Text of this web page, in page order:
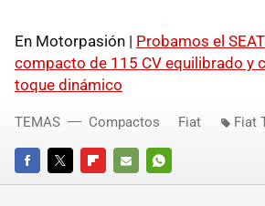
En Motorpasión | Probamos el
compacto de 115 CV equilibrado y
toque dinámico
FACEBOOKTWITTERFLIPBOARD
E-
WHATSAPP
TEMAS Compactos Fiat Fiat